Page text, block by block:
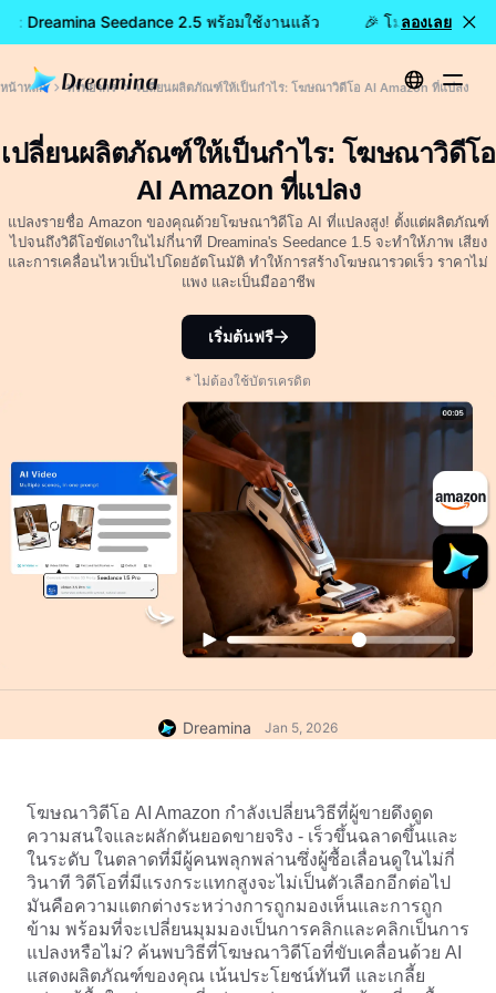
: Dreamina Seedance 2.5 พร้อมใช้งานแล้ว 🎉 โมเดลใหม่เปิด
ลองเลย
หน้าหลัก ทรัพยากร เปลี่ยนผลิตภัณฑ์ให้เป็นกำไร: โฆษณาวิดีโอ AI Amazon ที่แปลง
เปลี่ยนผลิตภัณฑ์ให้เป็นกำไร: โฆษณาวิดีโอ
AI Amazon ที่แปลง
แปลงรายชื่อ Amazon ของคุณด้วยโฆษณาวิดีโอ AI ที่แปลงสูง! ตั้งแต่ผลิตภัณฑ์
ไปจนถึงวิดีโอขัดเงาในไม่กี่นาที Dreamina's Seedance 1.5 จะทำให้ภาพ เสียง
และการเคลื่อนไหวเป็นไปโดยอัตโนมัติ ทำให้การสร้างโฆษณารวดเร็ว ราคาไม่
แพง และเป็นมืออาชีพ
เริ่มต้นฟรี
* ไม่ต้องใช้บัตรเครดิต
Dreamina Jan 5, 2026
โฆษณาวิดีโอ AI Amazon กำลังเปลี่ยนวิธีที่ผู้ขายดึงดูด
ความสนใจและผลักดันยอดขายจริง - เร็วขึ้นฉลาดขึ้นและ
ในระดับ ในตลาดที่มีผู้คนพลุกพล่านซึ่งผู้ซื้อเลื่อนดูในไม่กี่
วินาที วิดีโอที่มีแรงกระแทกสูงจะไม่เป็นตัวเลือกอีกต่อไป
มันคือความแตกต่างระหว่างการถูกมองเห็นและการถูก
ข้าม พร้อมที่จะเปลี่ยนมุมมองเป็นการคลิกและคลิกเป็นการ
แปลงหรือไม่? ค้นพบวิธีที่โฆษณาวิดีโอที่ขับเคลื่อนด้วย AI
แสดงผลิตภัณฑ์ของคุณ เน้นประโยชน์ทันที และเกลี้ย